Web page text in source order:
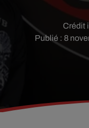
Publié : 8
Crédit